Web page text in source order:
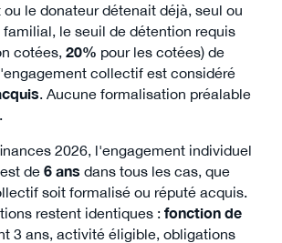
le donateur détenait déjà, seul ou
le seuil de détention requis
cotées, 20% pour les cotées) de
collectif est considéré
. Aucune formalisation préalable
2026, l'engagement individuel
de 6 ans dans tous les cas, que
soit formalisé ou réputé acquis.
restent identiques : fonction de
3 ans, activité éligible, obligations